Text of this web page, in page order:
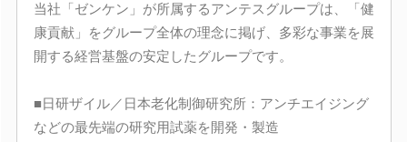
当社「ゼンケン」が所属するアンテスグループは、「健
康貢献」をグループ全体の理念に掲げ、多彩な事業を展
開する経営基盤の安定したグループです。
■日研ザイル／日本老化制御研究所：アンチエイジング
などの最先端の研究用試薬を開発・製造